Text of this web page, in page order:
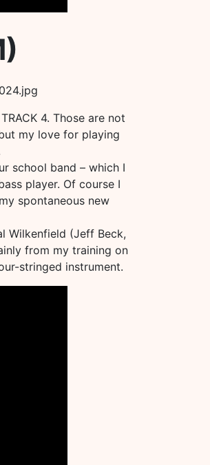
4. Those are not
my love for playing
school band – which I
player. Of course I
spontaneous new
Wilkenfield (Jeff Beck,
from my training on
stringed instrument.